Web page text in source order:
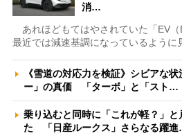
消…
あれほどもてはやされていた「EV（
最近では減速基調になっているように
《雪道の対応力を検証》シビアな
ー」の真価 「ターボ」と「スト…
乗り込むと同時に「これが軽？」
た 「日産ルークス」さらなる躍